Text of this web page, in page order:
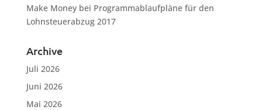
Make Moneybei Programmablaufpläne für den
Lohnsteuerabzug 2017
Archive
Juli 2026
Juni 2026
Mai 2026